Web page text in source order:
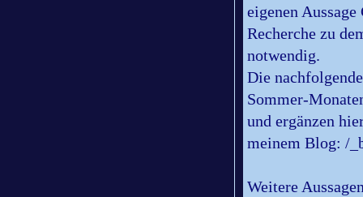
eigenen
Recherche zu
notwendig.
Die
Sommer-
und ergänzen
meinem Blog: /
Weitere